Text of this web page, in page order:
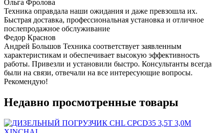
Ольга Фролова
Техника оправдала наши ожидания и даже превзошла их.
Быстрая доставка, профессиональная установка и отличное
послепродажное обслуживание
Федор Краснов
Андрей Большов Техника соответствует заявленным
характеристикам и обеспечивает высокую эффективность
работы. Привезли и установили быстро. Консультанты всегда
были на связи, отвечали на все интересующие вопросы.
Рекомендую!
Недавно просмотренные товары